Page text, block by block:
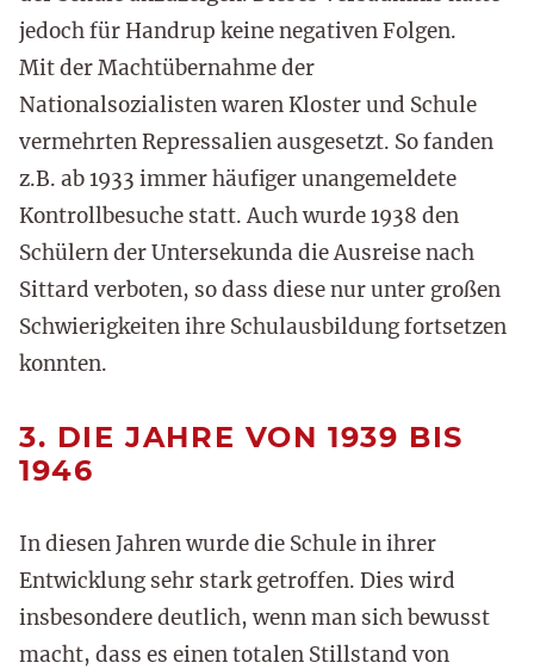
jedoch für Handrup keine negativen Folgen.
Mit der Machtübernahme der
Nationalsozialisten waren Kloster und Schule
vermehrten Repressalien ausgesetzt. So fanden
z.B. ab 1933 immer häufiger unangemeldete
Kontrollbesuche statt. Auch wurde 1938 den
Schülern der Untersekunda die Ausreise nach
Sittard verboten, so dass diese nur unter großen
Schwierigkeiten ihre Schulausbildung fortsetzen
konnten.
3. DIE JAHRE VON 1939 BIS
1946
In diesen Jahren wurde die Schule in ihrer
Entwicklung sehr stark getroffen. Dies wird
insbesondere deutlich, wenn man sich bewusst
macht, dass es einen totalen Stillstand von